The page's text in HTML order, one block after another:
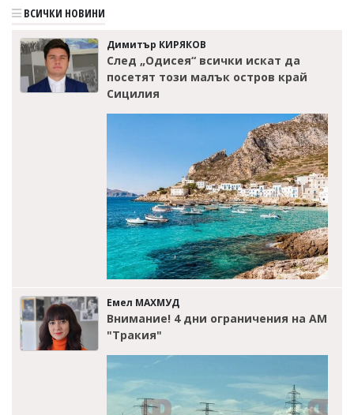
въвеждат
от
читателите
редакцията
носи
ВСИЧКИ НОВИНИ
Димитър КИРЯКОВ
След „Одисея“ всички искат да
посетят този малък остров край
Сицилия
Емел МАХМУД
Внимание! 4 дни ограничения на АМ
"Тракия"